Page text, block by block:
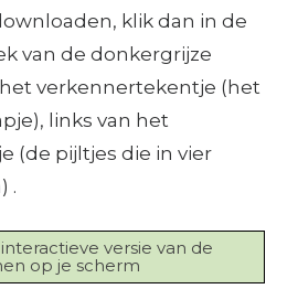
klik dan in de
van de donkergrijze
verkennertekentje (het
links van het
(de pijltjes die in vier
.
versie van de
op je scherm